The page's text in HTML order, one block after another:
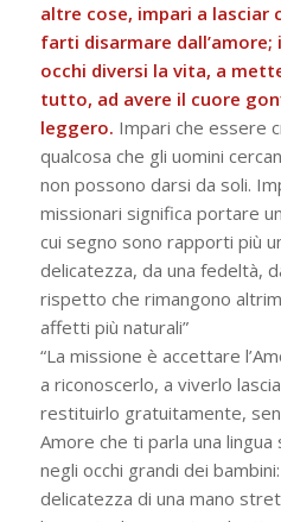
altre cose, impari a lasciar
farti disarmare
occhi diversi la vita, a
tutto, ad avere il cuore
leggero. Impari che essere
qualcosa che gli uomini
non possono darsi da soli.
missionari significa portare
cui segno sono rapporti più
delicatezza, da una fedeltà,
rispetto che rimangono
affetti più naturali”
“La missione è accettare
a riconoscerlo, a viverlo
restituirlo gratuitamente,
Amore che ti parla una
negli occhi grandi dei
delicatezza di una mano